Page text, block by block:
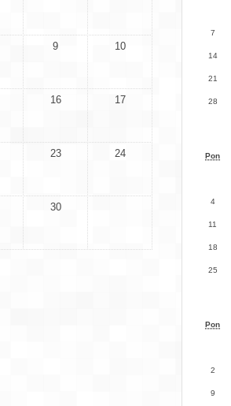
9 10
16 17
23 24
30
7
14
21
28
Pon
4
11
18
25
Pon
2
9